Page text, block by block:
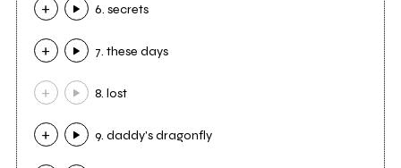
6. secrets
7. these days
8. lost
9. daddy's dragonfly